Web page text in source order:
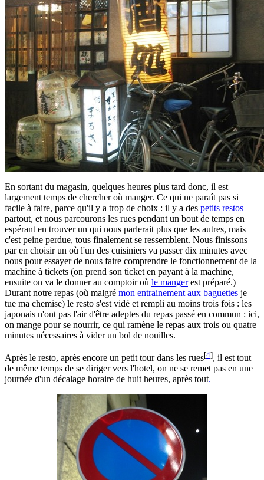
En sortant du magasin, quelques heures plus tard donc, il est
largement temps de chercher où manger. Ce qui ne paraît pas si
facile à faire, parce qu'il y a trop de choix : il y a des petits restos
partout, et nous parcourons les rues pendant un bout de temps en
espérant en trouver un qui nous parlerait plus que les autres, mais
c'est peine perdue, tous finalement se ressemblent. Nous finissons
par en choisir un où l'un des cuisiniers va passer dix minutes avec
nous pour essayer de nous faire comprendre le fonctionnement de la
machine à tickets (on prend son ticket en payant à la machine,
ensuite on va le donner au comptoir où le mangerest préparé.)
Durant notre repas (où malgré mon entrainement aux baguettes je
tue ma chemise) le resto s'est vidé et rempli au moins trois fois : les
japonais n'ont pas l'air d'être adeptes du repas passé en commun : ici,
on mange pour se nourrir, ce qui ramène le repas aux trois ou quatre
minutes nécessaires à vider un bol de nouilles.
Après le resto, après encore un petit tour dans les rues[4], il est tout
de même temps de se diriger vers l'hotel, on ne se remet pas en une
journée d'un décalage horaire de huit heures, après tout.